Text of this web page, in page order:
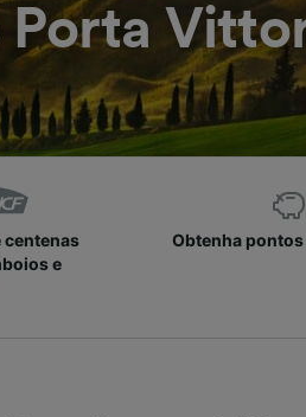
Porta
centenas
e
Obtenha